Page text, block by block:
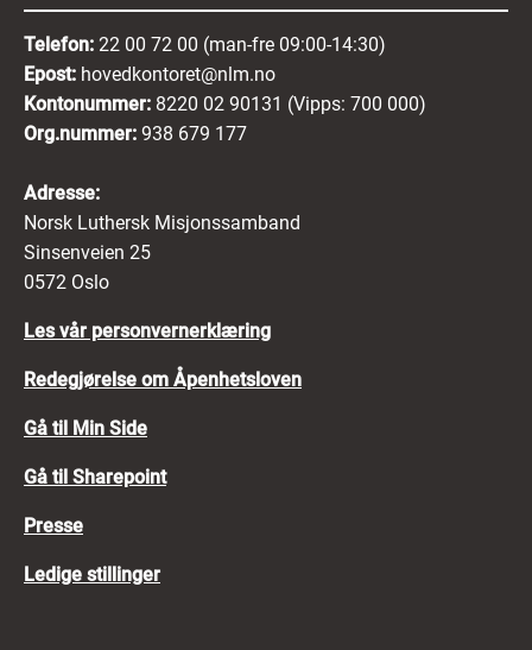
Telefon: 22 00 72 00 (man-fre 09:00-14:30)
Epost: hovedkontoret@nlm.no
Kontonummer: 8220 02 90131 (Vipps: 700 000)
Org.nummer: 938 679 177
Adresse:
Norsk Luthersk Misjonssamband
Sinsenveien 25
0572 Oslo
Les vår personvernerklæring
Redegjørelse om Åpenhetsloven
Gå til Min Side
Gå til Sharepoint
Presse
Ledige stillinger